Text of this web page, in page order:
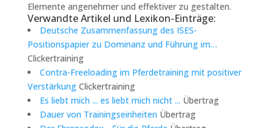
Elemente angenehmer und effektiver zu gestalten.
Verwandte Artikel und Lexikon-Einträge:
Deutsche Zusammenfassung des ISES-
Positionspapier zu Dominanz und Führung im…
Clickertraining
Contra-Freeloading im Pferdetraining mit positiver
VerstärkungClickertraining
Es liebt mich ... es liebt mich nicht ... Übertrag
Dauer von Trainingseinheiten Übertrag